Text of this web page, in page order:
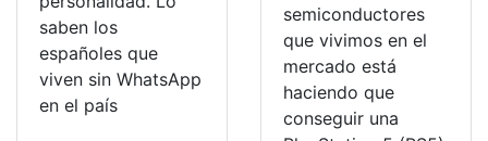
saben los
españoles que
viven sin WhatsApp
en el país
semiconductores
que vivimos en el
mercado está
haciendo que
conseguir una